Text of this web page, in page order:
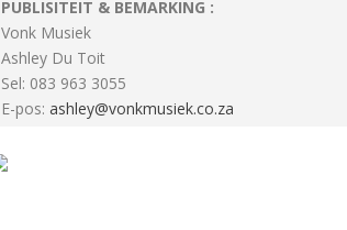
PUBLISITEIT & BEMARKING :
Vonk Musiek
Ashley Du Toit
Sel: 083 963 3055
E-pos: ashley@vonkmusiek.co.za